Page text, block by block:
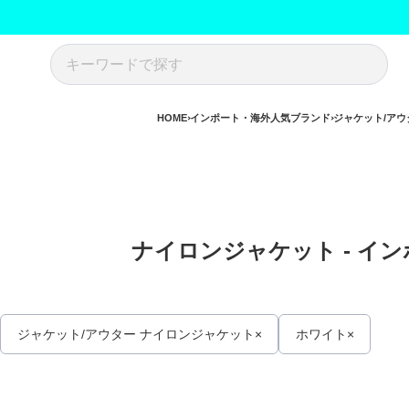
HOME インポート・海外人気ブランド ジャケット/アウ
ナイロンジャケット - イ
ジャケット/アウター ナイロンジャケット ホワイト